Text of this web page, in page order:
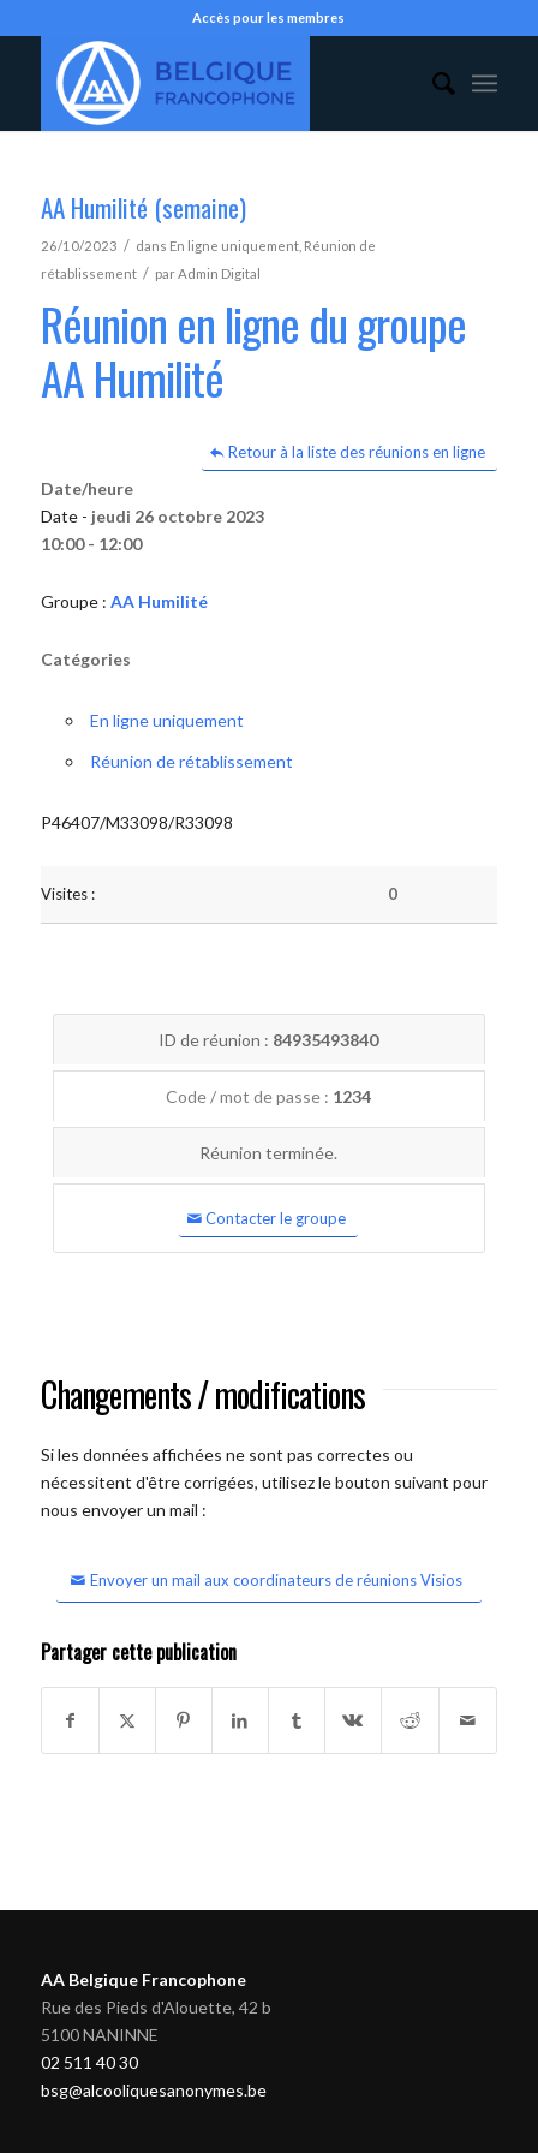
Accès pour les membres
AA Humilité (semaine)
26/10/2023 / dans En ligne uniquement, Réunion de
rétablissement / parAdmin Digital
Réunion en ligne du groupe
AA Humilité
Retour à la liste des réunions en ligne
Date/heure
Date - jeudi 26 octobre 2023
10:00 - 12:00
Groupe : AA Humilité
Catégories
En ligne uniquement
Réunion de rétablissement
P46407/M33098/R33098
Visites : 0
ID de réunion : 84935493840
Code / mot de passe : 1234
Réunion terminée.
Contacter le groupe
Changements / modifications
Si les données affichées ne sont pas correctes ou
nécessitent d'être corrigées, utilisez le bouton suivant pour
nous envoyer un mail :
Envoyer un mail aux coordinateurs de réunions Visios
Partager cette publication
AA Belgique Francophone
Rue des Pieds d'Alouette, 42 b
5100 NANINNE
02 511 40 30
bsg@alcooliquesanonymes.be